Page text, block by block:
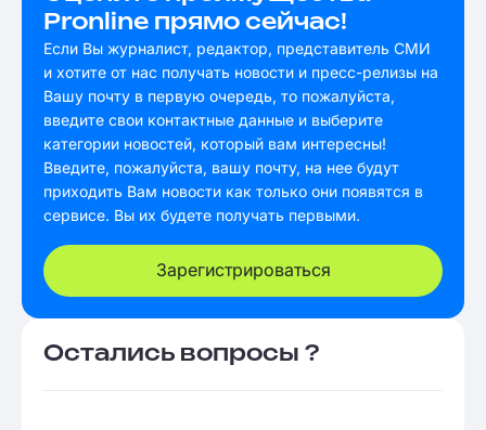
Pronline прямо сейчас!
Если Вы журналист, редактор, представитель СМИ
и хотите от нас получать новости и пресс-релизы на
Вашу почту в первую очередь, то пожалуйста,
введите свои контактные данные и выберите
категории новостей, который вам интересны!
Введите, пожалуйста, вашу почту, на нее будут
приходить Вам новости как только они появятся в
сервисе. Вы их будете получать первыми.
Зарегистрироваться
Остались вопросы ?